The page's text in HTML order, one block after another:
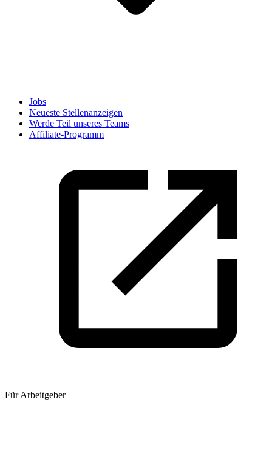
Jobs
Neueste Stellenanzeigen
Werde Teil unseres Teams
Affiliate-Programm
Für Arbeitgeber